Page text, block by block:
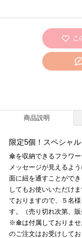
商品説明
限定5個！スペシャ
傘を収納できるフラワ
メッセージが見えるよ
面に紐を通すことがで
してもお使いいただけ
ておりますので、５名
す。（売り切れ次第、販
※傘は付属しておりま
のご注文はお受けして